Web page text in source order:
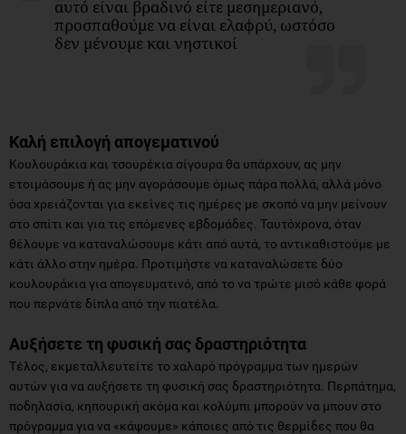
αυτό είναι βραδινό είτε μεσημεριανό,
προσπαθούμε να είναι ελαφρύ, ωστόσο
δεν μένουμε και νηστικοί
Καλή επιλογή απογεματινού
Κουλουράκια και τσουρέκια σίγουρα θα υπάρχουν, ας μην
ετοιμάσουμε ή ας μην αγοράσουμε όμως πάρα πολλά, αλλά μόνο
όσα χρειάζονται για εκείνες τις ημέρες με σκοπό να μην μείνουν
στο σπίτι και για τις επόμενες εβδομάδες. Ταυτόχρονα, όταν
θέλουμε να καταναλώσουμε κάτι από αυτά, το αντικαθιστούμε με
κάτι άλλο στην ημέρα. Προτιμήστε να καταναλώσετε δύο
κουλουράκια για απογευματινό, από το να τρώτε μισό κάθε φορά
που περνάτε δίπλα από την πιατέλα.
Αυξήσετε τη φυσική σας δραστηριότητα
Τέλος, εκμεταλλευτείτε το χαλαρό πρόγραμμα των ημερών
αυτών για να αυξήσετε τη φυσική σας δραστηριότητα. Περπάτημα,
ποδηλασία, κηπουρική ακόμα και κολύμπι μπορούν να μπουν στο
πρόγραμμα για να «κάψουμε» κάποιες από τις θερμίδες που θα